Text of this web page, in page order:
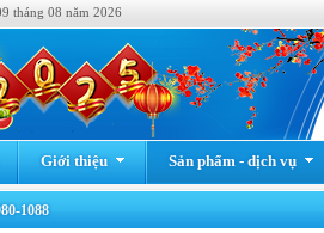
tháng 08 năm 2026
Giới thiệu Sản phẩm - dịch vụ
1088